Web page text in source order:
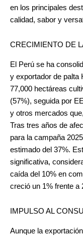
en los principales
calidad, sabor y
CRECIMIENTO DE
El Perú se ha
y exportador de palta
77,000 hectáreas
(57%), seguida por
y otros mercados
Tras tres años de
para la campaña
estimado del 37%.
significativa,
caída del 10% en
creció un 1% frente a
IMPULSO AL
Aunque la